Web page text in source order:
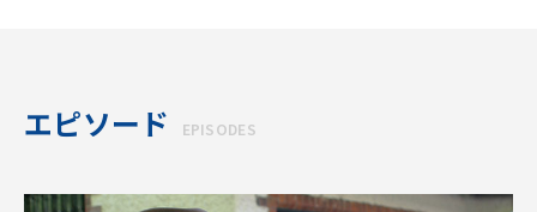
エピソード EPISODES